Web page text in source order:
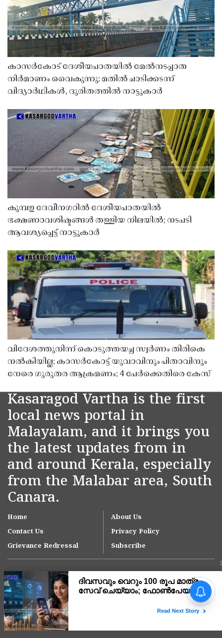
കാസർകോട് ദേശീയപാതയിൽ മേൽനടപ്പാത
നിർമാണം വൈകുന്നു; മതിൽ ചാടിക്കടന്ന്
വിദ്യാർഥികൾ, ദുരിതത്തിൽ നാട്ടുകാർ
കുമ്പള ദേവീനഗറിൽ ദേശീയപാതയിൽ
ഭക്ഷണാവശിഷ്ടങ്ങൾ തള്ളിയ നിലയിൽ; നടപടി
ആവശ്യപ്പെട്ട് നാട്ടുകാർ
വിദേശത്തുനിന്ന് കൊടുത്തയച്ച സ്വർണം തിരികെ
നൽകിയില്ല; കാസർകോട്ട് യുവാവിനും പിതാവിനും
നേരെ ഗുരുതര ആക്രമണം; 4 പേർക്കെതിരെ കേസ്
Kasaragod Vartha is the first
local news portal in
Malayalam, and it brings you
the latest updates from in
and around Kerala, especially
from the Malabar area, South
Canara.
Home
About Us
Contact Us
Privacy Policy
Grievance Redressal
Subscribe
Copyright © 2007-
ദിവസവും വെറും 100 രൂപ
മാത്രം സേവ് ചെയ്യാം;
ഫീച്ചറിലൂടെ വലിയൊരു
അറിയേണ്ടതെല്ലാം